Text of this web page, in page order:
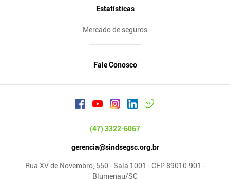
Estatísticas
Mercado de seguros
Fale Conosco
(47) 3322-6067
gerencia@sindsegsc.org.br
Rua XV de Novembro, 550 - Sala 1001 - CEP 89010-901 -
Blumenau/SC